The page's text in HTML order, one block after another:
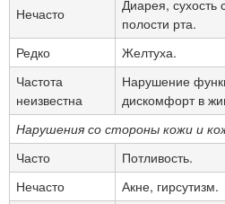
Нечасто
Диарея, сухость
полости рта.
Редко
Желтуха.
Частота
неизвестна
Нарушение
дискомфорт в
Нарушения со стороны кожи и
Часто
Потливость.
Нечасто
Акне, гирсутизм.